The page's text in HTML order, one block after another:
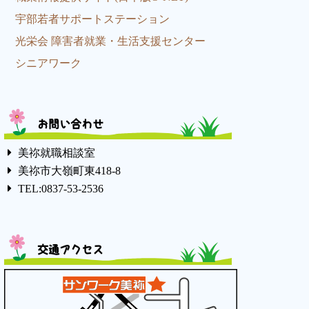
宇部若者サポートステーション
光栄会 障害者就業・生活支援センター
シニアワーク
お問い合わせ
美祢就職相談室
美祢市大嶺町東418-8
TEL:0837-53-2536
交通アクセス